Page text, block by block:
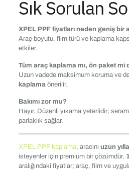
Sık Sorulan
XPEL PPF fiyatları neden geniş bir
Araç boyutu, film türü ve kaplama
etkiler.
Tüm araç kaplama mı, ön paket mi
Uzun vadede maksimum koruma ve
kaplamaönerilir.
Bakımı zor mu?
Hayır. Düzenli yıkama yeterlidir;
parlaklık sağlar.
XPEL PPF kaplama, aracını uzun
isteyenler için premium bir çözümdür.
aralığındaki fiyatlar; araç, film ve